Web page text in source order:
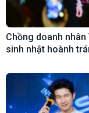
Chồng doanh
sinh nhật hoành